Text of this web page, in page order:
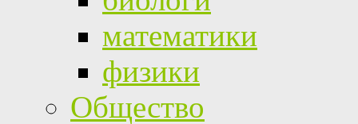
математики
физики
Общество